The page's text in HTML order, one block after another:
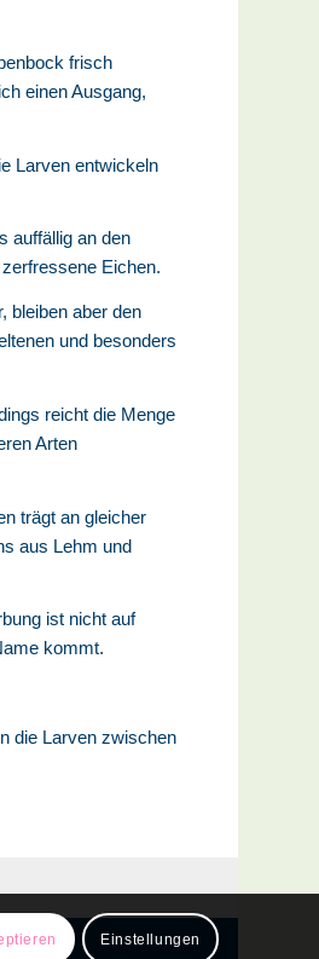
frisch
einen Ausgang,
Larven entwickeln
auffällig an den
Eichen.
bleiben aber den
und besonders
reicht die Menge
Arten
trägt an gleicher
aus Lehm und
ist nicht auf
kommt.
die Larven zwischen
Einstellungen